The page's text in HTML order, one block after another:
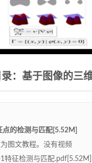
：基于图像的三
的检测与匹配[5.52M]
图文教程。没有视频
特征检测与匹配.pdf[5.52M]